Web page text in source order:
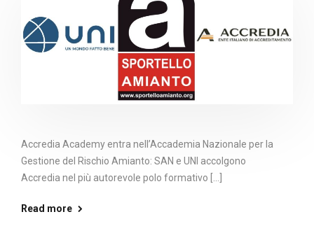
Accredia Academy entra nell’Accademia Nazionale per la
Gestione del Rischio Amianto: SAN e UNI accolgono
Accredia nel più autorevole polo formativo [...]
Read more